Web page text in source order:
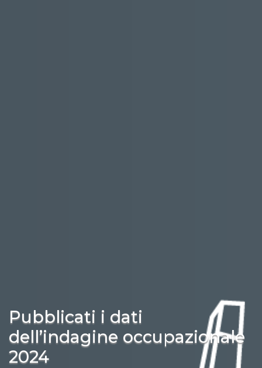
Pubblicati i dati
dell’indagine occupazionale
2024